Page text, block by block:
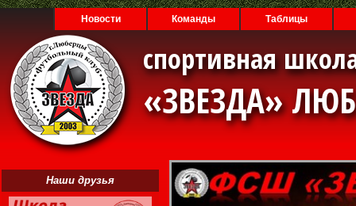
Новости Команды Таблицы
спортивная
«ЗВЕЗДА»
Наши друзья